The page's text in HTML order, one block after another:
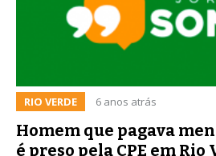
RIO VERDE 6 anos atrás
Homem que pagava
é preso pela CPE em Rio